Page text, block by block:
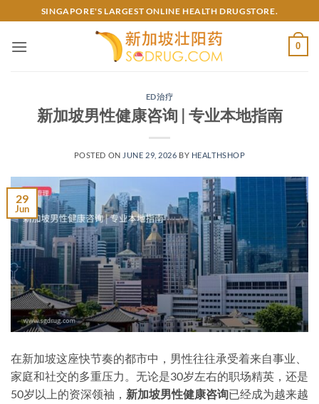
to
content
SINGAPORE'S LARGEST ONLINE HEALTH DRUGSTORE.
0
ED治疗
新加坡男性健康咨询 | 专业本地指南
POSTED ON JUNE 29, 2026 BY HEALTHSHOP
29
Jun
在新加坡这座快节奏的都市中，男性往往承受着来自事业、
家庭和社交的多重压力。无论是30岁左右的职场精英，还是
50岁以上的资深领袖， 新加坡男性健康咨询已经成为越来越